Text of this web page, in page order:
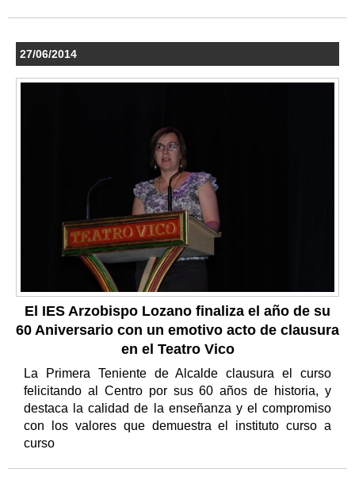
27/06/2014
El IES Arzobispo Lozano finaliza el año de su
60 Aniversario con un emotivo acto de clausura
en el Teatro Vico
La Primera Teniente de Alcalde clausura el curso
felicitando al Centro por sus 60 años de historia, y
destaca la calidad de la enseñanza y el compromiso
con los valores que demuestra el instituto curso a
curso